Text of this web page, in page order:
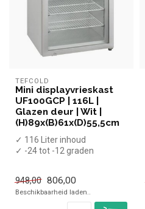
TEFCOLD
Mini displayvrieskast
UF100GCP | 116L |
Glazen deur | Wit |
(H)89x(B)61x(D)55,5cm
✓ 116 Liter inhoud
✓ -24 tot -12 graden
948,00 806,00
Beschikbaarheid laden..